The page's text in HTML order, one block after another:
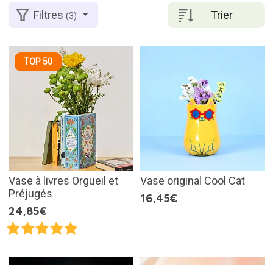
Trier
Filtres(3)
TOP 50
Vase à livres Orgueil et
Préjugés
24,85€
Vase original Cool Cat
16,45€